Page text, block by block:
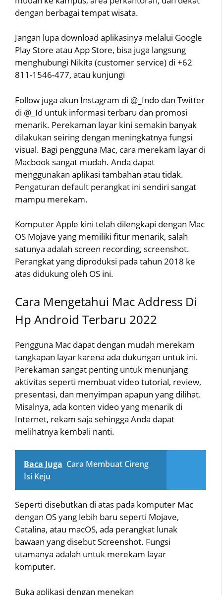
dengan berbagai tempat wisata.
Jangan lupa download aplikasinya melalui Google
Play Store atau App Store, bisa juga langsung
menghubungi Nikita (customer service) di +62
811-1546-477, atau kunjungi
Follow juga akun Instagram di @_Indo dan Twitter
di @_Id untuk informasi terbaru dan promosi
menarik. Perekaman layar kini semakin banyak
dilakukan seiring dengan meningkatnya fungsi
visual. Bagi pengguna Mac, cara merekam layar di
Macbook sangat mudah. Anda dapat
menggunakan aplikasi tambahan atau tidak.
Pengaturan default perangkat ini sendiri sangat
mampu merekam.
Komputer Apple kini telah dilengkapi dengan Mac
OS Mojave yang memiliki fitur menarik, salah
satunya adalah screen recording, screenshot.
Perangkat yang diproduksi pada tahun 2018 ke
atas didukung oleh OS ini.
Cara Mengetahui Mac Address Di
Hp Android Terbaru 2022
Pengguna Mac dapat dengan mudah merekam
tangkapan layar karena ada dukungan untuk ini.
Perekaman sangat penting untuk menunjang
aktivitas seperti membuat video tutorial, review,
presentasi, dan menyimpan apapun yang dilihat.
Misalnya, ada konten video yang menarik di
Internet, rekam saja sehingga Anda dapat
melihatnya kembali nanti.
Baca Juga Cara Membuat Cireng
Isi Keju
Seperti disebutkan di atas pada komputer Mac
dengan OS yang lebih baru seperti Mojave,
Catalina, atau macOS, ada perangkat lunak
bawaan yang disebut Screenshot. Fungsi
utamanya adalah untuk merekam layar
komputer.
Buka aplikasi dengan menekan